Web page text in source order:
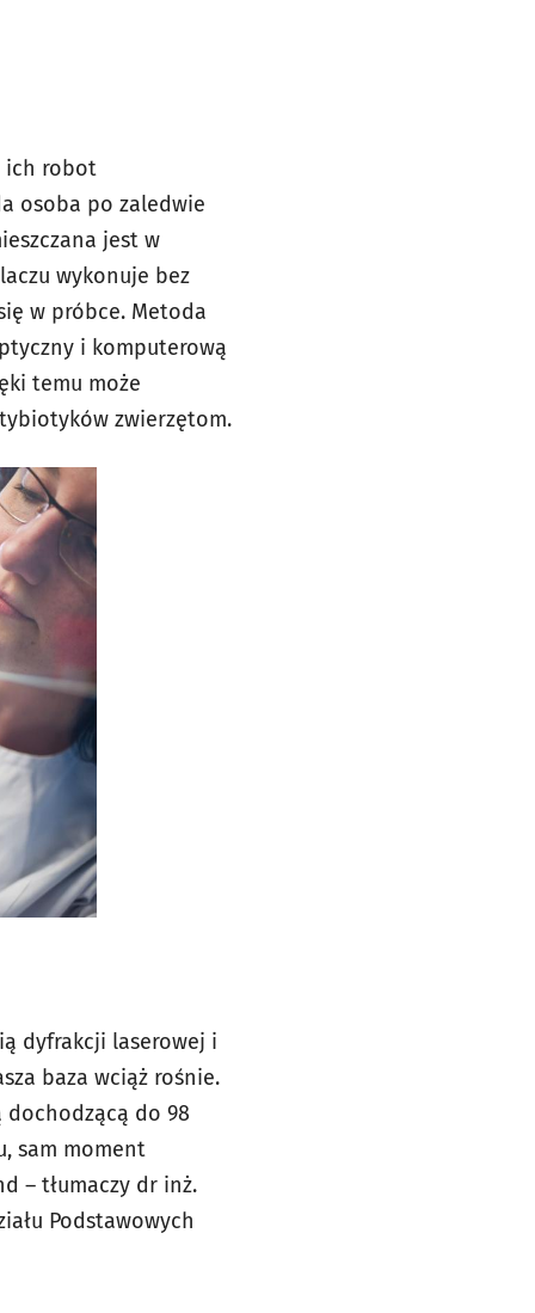
ich robot
osoba po zaledwie
jest w
wykonuje bez
w próbce. Metoda
i komputerową
temu może
zwierzętom.
dyfrakcji laserowej i
baza wciąż rośnie.
dochodzącą do 98
sam moment
– tłumaczy dr inż.
Podstawowych